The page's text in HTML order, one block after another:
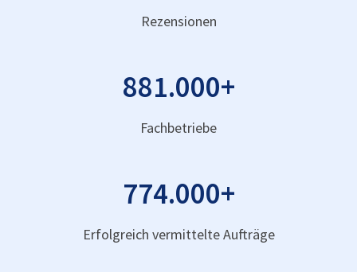
Rezensionen
881.000+
Fachbetriebe
774.000+
Erfolgreich vermittelte Aufträge